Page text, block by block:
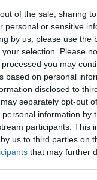
of the sale, sharing
personal or sensitive
by us, please use the
selection. Please
you may
based on personal
disclosed to
separately opt-out
information by
participants. This
us to third parties on
that may further
comodo
oggi è di € 15,00
al giorno.
Servizi
decenza. È un